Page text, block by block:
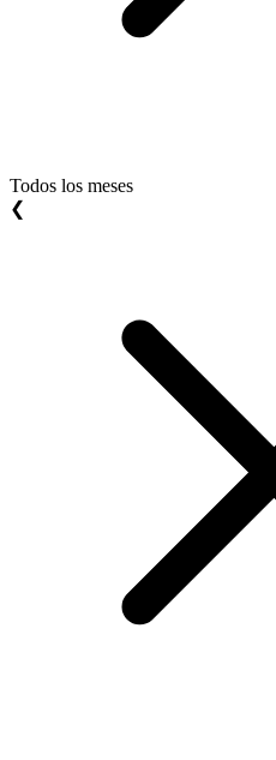
Todos los meses
❮